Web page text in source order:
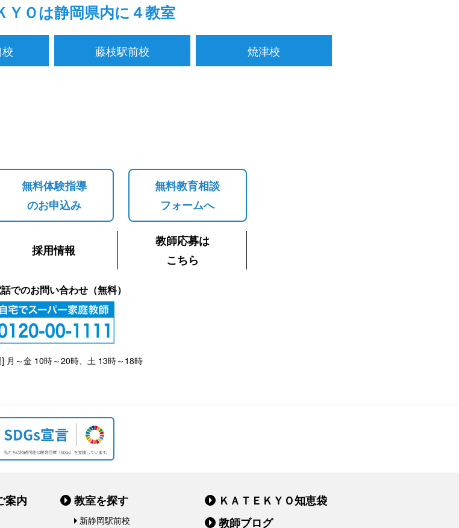
ＹＯは静岡県内に４教室
藤枝駅前校 焼津校
無料体験指導
のお申込み
無料教育相談
フォームへ
採用情報
教師応募は
こちら
でのお問い合わせ（無料）
月～金 10時～20時、土 13時～18時
案内 教室を探す
新静岡駅前校
ＫＡＴＥＫＹＯ知恵袋
教師ブログ